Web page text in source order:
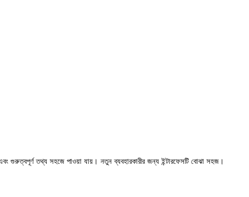
গুরুত্বপূর্ণ তথ্য সহজে পাওয়া যায়। নতুন ব্যবহারকারীর জন্য ইন্টারফেসটি বোঝা সহজ।